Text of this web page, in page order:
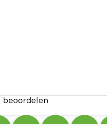
beoordelen